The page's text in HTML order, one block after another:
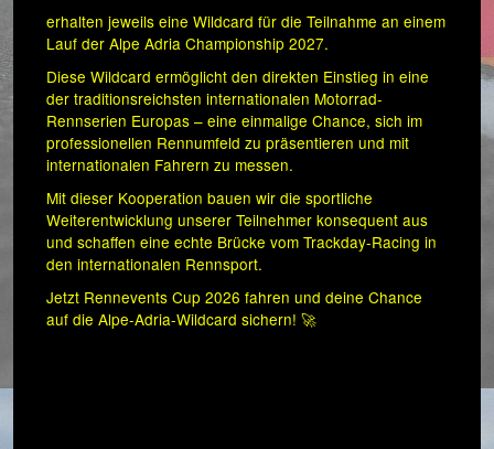
erhalten jeweils eine Wildcard für die Teilnahme an einem
Lauf der Alpe Adria Championship 2027.
Diese Wildcard ermöglicht den direkten Einstieg in eine
der traditionsreichsten internationalen Motorrad-
Rennserien Europas – eine einmalige Chance, sich im
professionellen Rennumfeld zu präsentieren und mit
internationalen Fahrern zu messen.
Mit dieser Kooperation bauen wir die sportliche
Weiterentwicklung unserer Teilnehmer konsequent aus
und schaffen eine echte Brücke vom Trackday-Racing in
den internationalen Rennsport.
Jetzt Rennevents Cup 2026 fahren und deine Chance
auf die Alpe-Adria-Wildcard sichern! 🚀